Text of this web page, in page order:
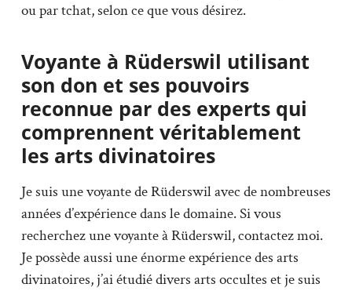
ou par tchat, selon ce que vous désirez.
Voyante à Rüderswil utilisant
son don et ses pouvoirs
reconnue par des experts qui
comprennent véritablement
les arts divinatoires
Je suis une voyante de Rüderswil avec de nombreuses
années d’expérience dans le domaine. Si vous
recherchez une voyante à Rüderswil, contactez moi.
Je possède aussi une énorme expérience des arts
divinatoires, j’ai étudié divers arts occultes et je suis